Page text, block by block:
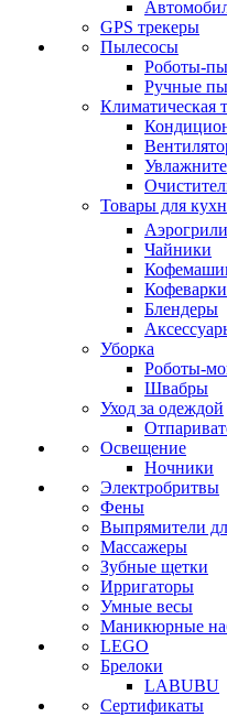
GPS трекеры
Пылесосы
Роботы-
Ручные
Климатическая
Товары для
Аэрогрили
Чайники
Кофеварки
Блендеры
Уборка
Роботы-
Швабры
Уход за одеждой
Освещение
Ночники
Электробритвы
Фены
Выпрямители
Массажеры
Зубные щетки
Ирригаторы
Умные весы
Маникюрные
LEGO
Брелоки
LABUBU
Сертификаты